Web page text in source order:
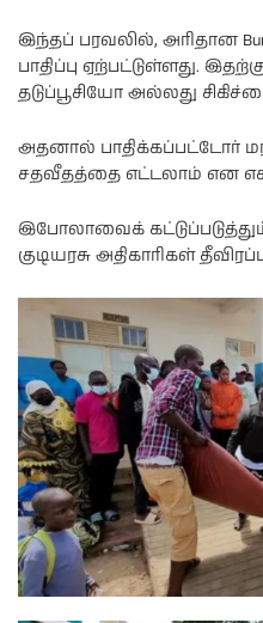
இந்தப் பரவலில், அரிதான
பாதிப்பு ஏற்பட்டுள்ளது.
தடுப்பூசியோ அல்லது
அதனால் பாதிக்கப்பட்டோர்
சதவீதத்தை எட்டலாம் என
இபோலாவைக்
குடியரசு அதிகாரிகள்